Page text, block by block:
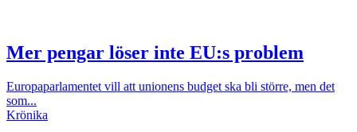
Mer pengar löser inte EU:s problem
Europaparlamentet vill att unionens budget ska bli större, men det
som...
Krönika